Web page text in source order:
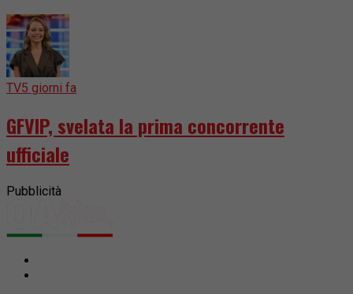
TV5 giorni fa
GFVIP, svelata la prima concorrente
ufficiale
Pubblicità